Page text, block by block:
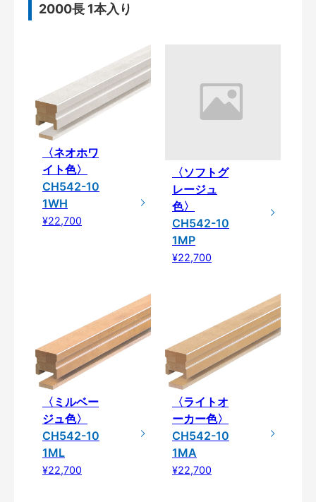
2000長 1本入り
〈ネオホワ
イト色〉
CH542-10
1WH
¥22,700
〈ソフトグ
レージュ
色〉
CH542-10
1MP
¥22,700
〈ミルベー
ジュ色〉
CH542-10
1ML
¥22,700
〈ライトオ
ーカー色〉
CH542-10
1MA
¥22,700